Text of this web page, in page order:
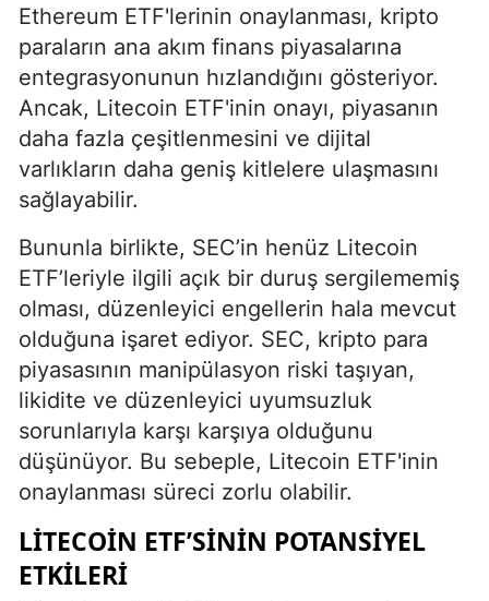
Ethereum ETF'lerinin onaylanması, kripto
paraların ana akım finans piyasalarına
entegrasyonunun hızlandığını gösteriyor.
Ancak, Litecoin ETF'inin onayı, piyasanın
daha fazla çeşitlenmesini ve dijital
varlıkların daha geniş kitlelere ulaşmasını
sağlayabilir.
Bununla birlikte, SEC’in henüz Litecoin
ETF’leriyle ilgili açık bir duruş sergilememiş
olması, düzenleyici engellerin hala mevcut
olduğuna işaret ediyor. SEC, kripto para
piyasasının manipülasyon riski taşıyan,
likidite ve düzenleyici uyumsuzluk
sorunlarıyla karşı karşıya olduğunu
düşünüyor. Bu sebeple, Litecoin ETF'inin
onaylanması süreci zorlu olabilir.
LITECOIN ETF’SININ POTANSIYEL
ETKILERI